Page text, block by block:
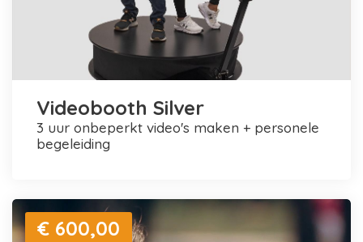
Videobooth Silver
3 uur onbeperkt video's maken + personele
begeleiding
€ 600,00